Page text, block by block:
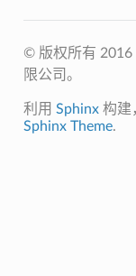
© 版权所有 2016
限公司。
利用 Sphinx构建
Sphinx Theme.